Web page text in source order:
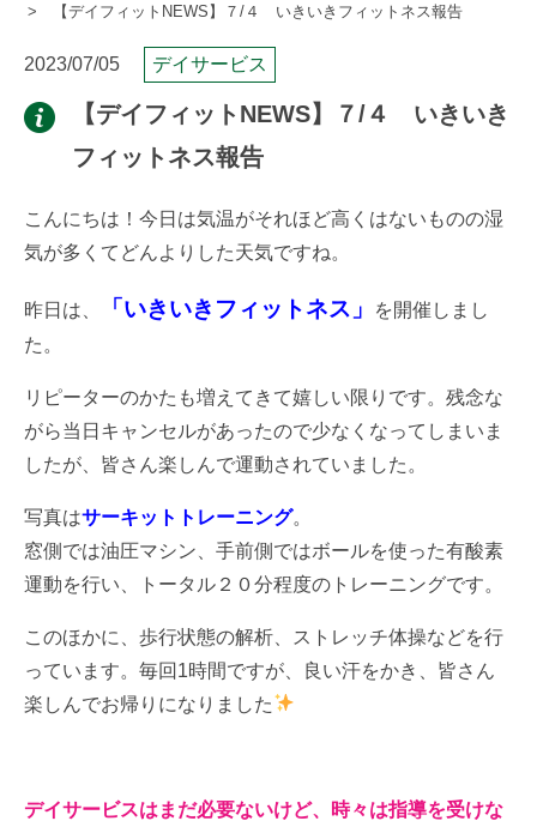
【デイフィットNEWS】７/４ いきいきフィットネス報告
2023/07/05 デイサービス
【デイフィットNEWS】７/４ いきいき
フィットネス報告
こんにちは！今日は気温がそれほど高くはないものの湿
気が多くてどんよりした天気ですね。
昨日は、 「いきいきフィットネス」
を開催しまし
た。
リピーターのかたも増えてきて嬉しい限りです。残念な
がら当日キャンセルがあったので少なくなってしまいま
したが、皆さん楽しんで運動されていました。
写真はサーキットトレーニング。
窓側では油圧マシン、手前側ではボールを使った有酸素
運動を行い、トータル２０分程度のトレーニングです。
このほかに、歩行状態の解析、ストレッチ体操などを行
っています。毎回1時間ですが、良い汗をかき、皆さん
楽しんでお帰りになりました
デイサービスはまだ必要ないけど、時々は指導を受けな